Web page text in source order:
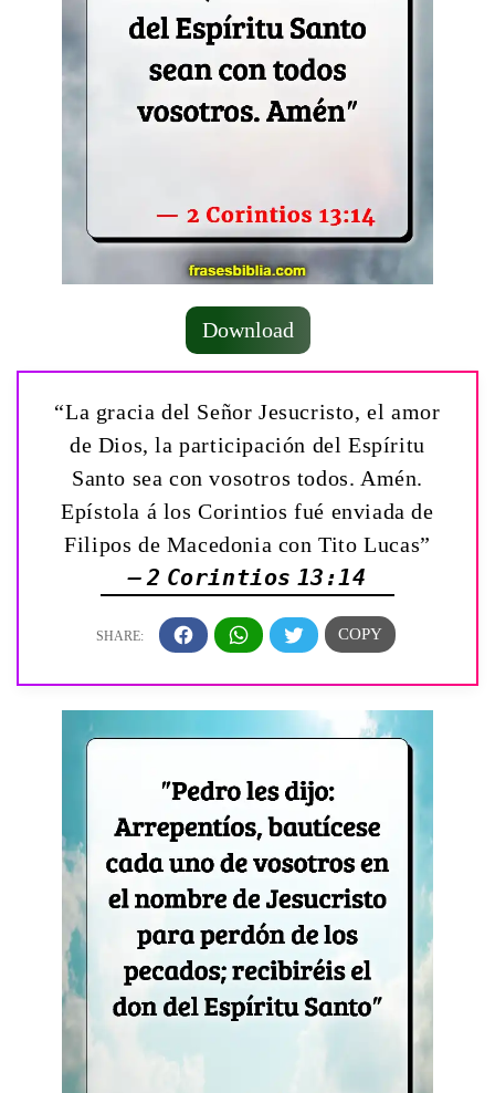
Download
“La gracia del Señor Jesucristo, el amor
de Dios, la participación del Espíritu
Santo sea con vosotros todos. Amén.
Epístola á los Corintios fué enviada de
Filipos de Macedonia con Tito Lucas”
— 2 Corintios 13:14